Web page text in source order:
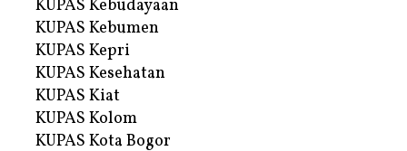
KUPAS Kebudayaan
KUPAS Kebumen
KUPAS Kepri
KUPAS Kesehatan
KUPAS Kiat
KUPAS Kolom
KUPAS Kota Bogor